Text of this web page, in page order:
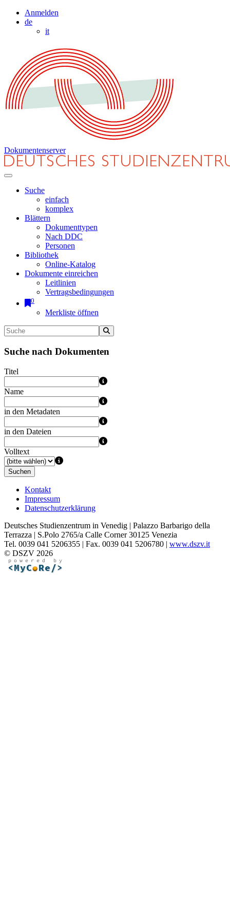
Anmelden
de
it
Dokumentenserver
Suche
einfach
komplex
Blättern
Dokumenttypen
Nach DDC
Personen
Bibliothek
Online-Katalog
Dokumente einreichen
Leitlinien
Vertragsbedingungen
0
Merkliste öffnen
Suche nach Dokumenten
Titel
Name
in den Metadaten
in den Dateien
Volltext
Suchen
Kontakt
Impressum
Datenschutzerklärung
Deutsches Studienzentrum in Venedig | Palazzo Barbarigo della
Terrazza | S.Polo 2765/a Calle Corner 30125 Venezia
Tel. 0039 041 5206355 | Fax. 0039 041 5206780 | www.dszv.it
© DSZV 2026